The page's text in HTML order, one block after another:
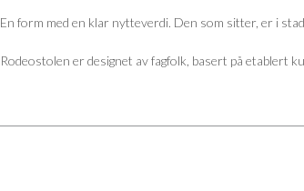
En form med en klar nytteverdi. Den som sitter, er i
Rodeostolen er designet av fagfolk, basert på etablert